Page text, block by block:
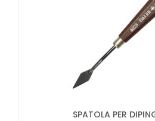
SPATOLA PER